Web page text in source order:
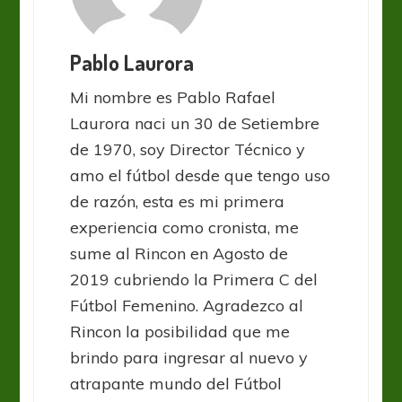
Pablo Laurora
Mi nombre es Pablo Rafael
Laurora naci un 30 de Setiembre
de 1970, soy Director Técnico y
amo el fútbol desde que tengo uso
de razón, esta es mi primera
experiencia como cronista, me
sume al Rincon en Agosto de
2019 cubriendo la Primera C del
Fútbol Femenino. Agradezco al
Rincon la posibilidad que me
brindo para ingresar al nuevo y
atrapante mundo del Fútbol